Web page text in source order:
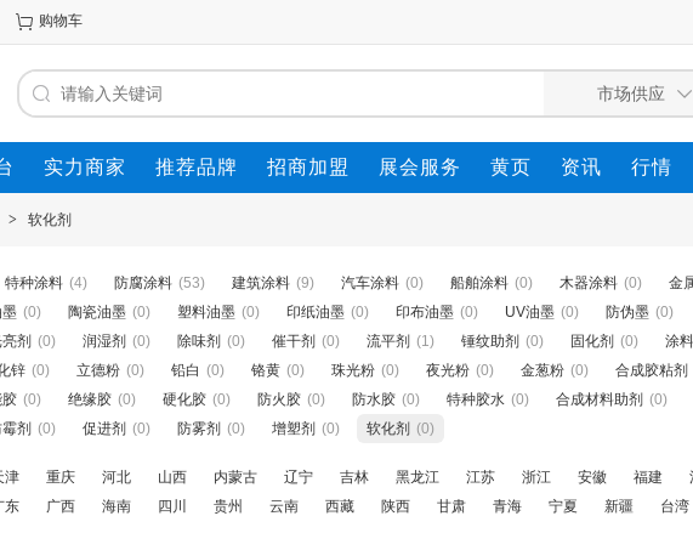
购物车
实力商家 推荐品牌 招商加盟 展会服务 黄页 资讯 行情
> 软化剂
特种涂料 (4) 防腐涂料 (53) 建筑涂料 (9) 汽车涂料 (0) 船舶涂料 (0) 木器涂料 (0) 金
(0) 陶瓷油墨 (0) 塑料油墨 (0) 印纸油墨 (0) 印布油墨 (0) UV油墨 (0) 防伪墨 (0)
剂 (0) 润湿剂 (0) 除味剂 (0) 催干剂 (0) 流平剂 (1) 锤纹助剂 (0) 固化剂 (0) 涂
锌 (0) 立德粉 (0) 铅白 (0) 铬黄 (0) 珠光粉 (0) 夜光粉 (0) 金葱粉 (0) 合成胶粘剂
(0) 绝缘胶 (0) 硬化胶 (0) 防火胶 (0) 防水胶 (0) 特种胶水 (0) 合成材料助剂 (0)
剂 (0) 促进剂 (0) 防雾剂 (0) 增塑剂 (0) 软化剂 (0)
津 重庆 河北 山西 内蒙古 辽宁 吉林 黑龙江 江苏 浙江 安徽 福建
东 广西 海南 四川 贵州 云南 西藏 陕西 甘肃 青海 宁夏 新疆 台湾